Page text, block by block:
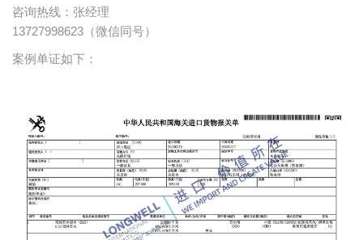
咨询热线：张经理
13727998623（微信同号）
案例单证如下：